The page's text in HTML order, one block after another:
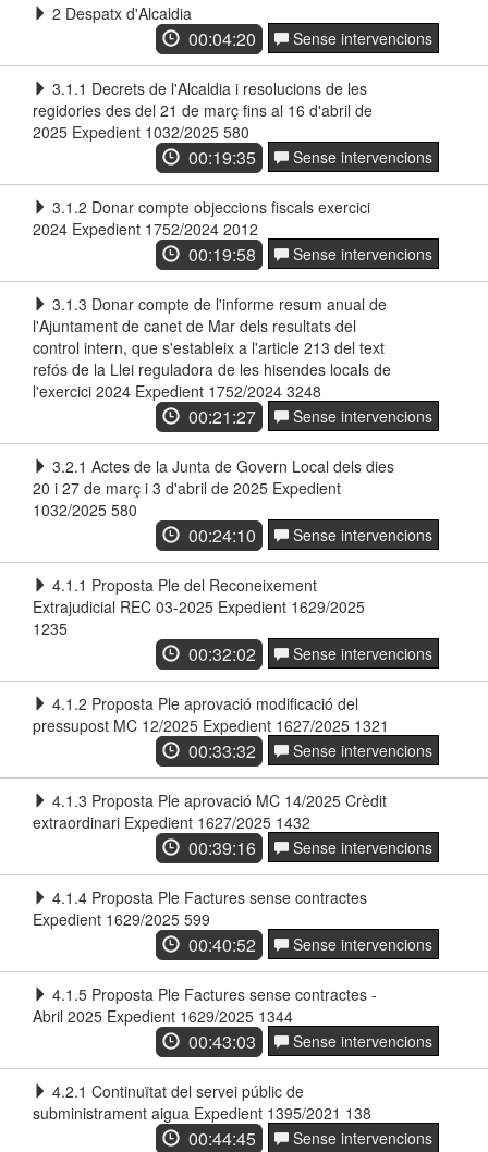
2 Despatx d'Alcaldia
00:04:20 Sense intervencions
3.1.1 Decrets de l'Alcaldia i resolucions de les
regidories des del 21 de març fins al 16 d'abril de
2025 Expedient 1032/2025 580
00:19:35 Sense intervencions
3.1.2 Donar compte objeccions fiscals exercici
2024 Expedient 1752/2024 2012
00:19:58 Sense intervencions
3.1.3 Donar compte de l'informe resum anual de
l'Ajuntament de canet de Mar dels resultats del
control intern, que s'estableix a l'article 213 del text
refós de la Llei reguladora de les hisendes locals de
l'exercici 2024 Expedient 1752/2024 3248
00:21:27 Sense intervencions
3.2.1 Actes de la Junta de Govern Local dels dies
20 i 27 de març i 3 d'abril de 2025 Expedient
1032/2025 580
00:24:10 Sense intervencions
4.1.1 Proposta Ple del Reconeixement
Extrajudicial REC 03-2025 Expedient 1629/2025
1235
00:32:02 Sense intervencions
4.1.2 Proposta Ple aprovació modificació del
pressupost MC 12/2025 Expedient 1627/2025 1321
00:33:32 Sense intervencions
4.1.3 Proposta Ple aprovació MC 14/2025 Crèdit
extraordinari Expedient 1627/2025 1432
00:39:16 Sense intervencions
4.1.4 Proposta Ple Factures sense contractes
Expedient 1629/2025 599
00:40:52 Sense intervencions
4.1.5 Proposta Ple Factures sense contractes -
Abril 2025 Expedient 1629/2025 1344
00:43:03 Sense intervencions
4.2.1 Continuïtat del servei públic de
subministrament aigua Expedient 1395/2021 138
00:44:45 Sense intervencions